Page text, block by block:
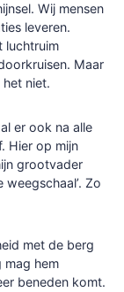
Wij mensen
leveren.
luchtruim
Maar
het niet.
er ook na alle
Hier op mijn
grootvader
Zo
met de berg
mag hem
beneden komt.